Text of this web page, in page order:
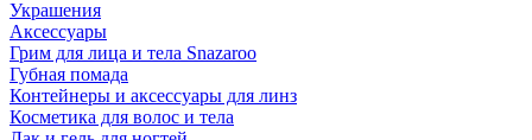
Украшения
Аксессуары
Грим для лица и тела Snazaroo
Губная помада
Контейнеры и аксессуары для линз
Косметика для волос и тела